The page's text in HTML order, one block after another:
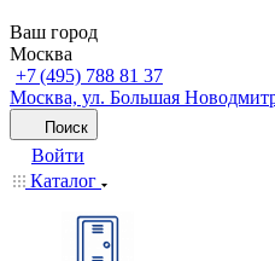
Ваш город
Москва
+7 (495) 788 81 37
Москва, ул. Большая
Поиск
Войти
Каталог